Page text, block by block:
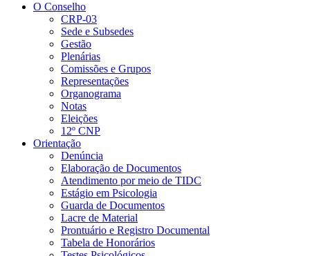
O Conselho
CRP-03
Sede e Subsedes
Gestão
Plenárias
Comissões e Grupos
Representações
Organograma
Notas
Eleições
12º CNP
Orientação
Denúncia
Elaboração de Documentos
Atendimento por meio de TIDC
Estágio em Psicologia
Guarda de Documentos
Lacre de Material
Prontuário e Registro Documental
Tabela de Honorários